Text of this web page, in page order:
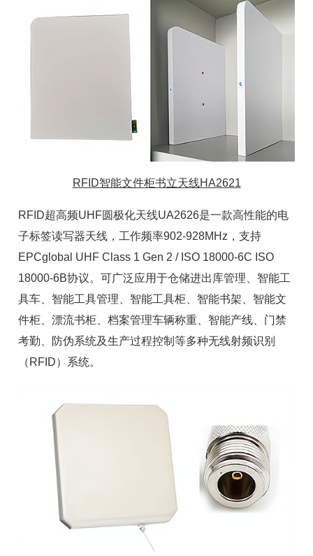
RFID智能文件柜书立天线HA2621
RFID超高频UHF圆极化天线UA2626是一款高性能的电
子标签读写器天线，工作频率902-928MHz，支持
EPCglobal UHF Class 1 Gen 2 / ISO 18000-6C ISO
18000-6B协议。可广泛应用于仓储进出库管理、 智能工
具车
智能工具管理 智能工具柜 智能书架 、智能文
件柜、漂流书柜、 档案管理车辆称重 智能产线 、门禁
考勤、防伪系统及生产过程控制等多种无线射频识别
（RFID）系统。